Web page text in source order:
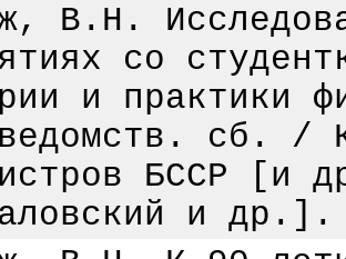
В.Н.
со
и практики
сб. /
БССР
и